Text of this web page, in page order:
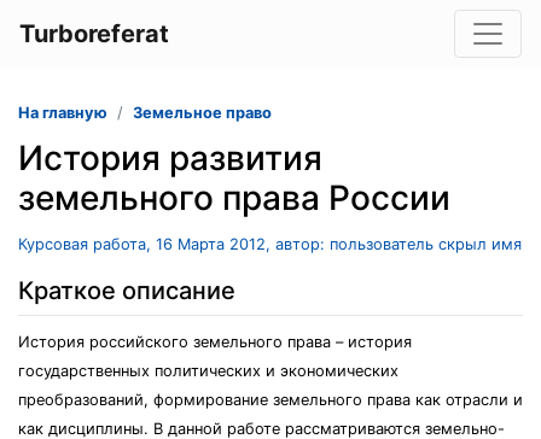
Turboreferat
На главную Земельное право
История развития
земельного права России
Курсовая работа, 16 Марта 2012, автор: пользователь скрыл имя
Краткое описание
История российского земельного права – история
государственных политических и экономических
преобразований, формирование земельного права как отрасли и
как дисциплины. В данной работе рассматриваются земельно-